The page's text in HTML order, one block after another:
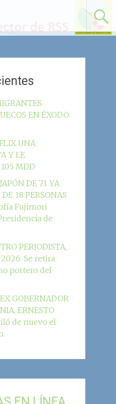
EN ÉXODO
UNA
Y LE
MDD
DE 7.1 YA
18 PERSONAS
Fujimori
de
PERIODISTA,
Se retira
portero del
GOBERNADOR
ERNESTO
de nuevo el